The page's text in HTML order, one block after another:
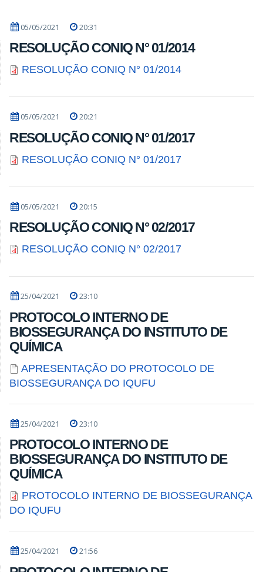
05/05/2021 20:31
RESOLUÇÃO CONIQ N° 01/2014
RESOLUÇÃO CONIQ N° 01/2014
05/05/2021 20:21
RESOLUÇÃO CONIQ N° 01/2017
RESOLUÇÃO CONIQ N° 01/2017
05/05/2021 20:15
RESOLUÇÃO CONIQ N° 02/2017
RESOLUÇÃO CONIQ N° 02/2017
25/04/2021 23:10
PROTOCOLO INTERNO DE
BIOSSEGURANÇA DO INSTITUTO DE
QUÍMICA
APRESENTAÇÃO DO PROTOCOLO DE
BIOSSEGURANÇA DO IQUFU
25/04/2021 23:10
PROTOCOLO INTERNO DE
BIOSSEGURANÇA DO INSTITUTO DE
QUÍMICA
PROTOCOLO INTERNO DE BIOSSEGURANÇA
DO IQUFU
25/04/2021 21:56